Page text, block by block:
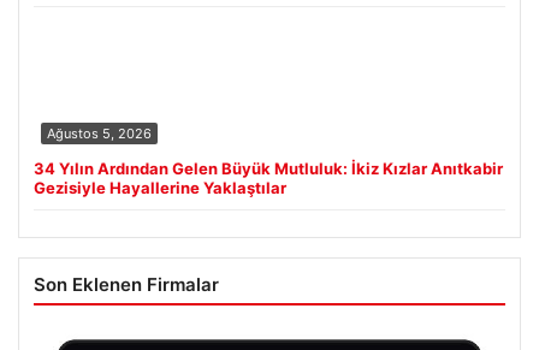
Ağustos 5, 2026
34 Yılın Ardından Gelen Büyük Mutluluk: İkiz Kızlar Anıtkabir
Gezisiyle Hayallerine Yaklaştılar
Son Eklenen Firmalar